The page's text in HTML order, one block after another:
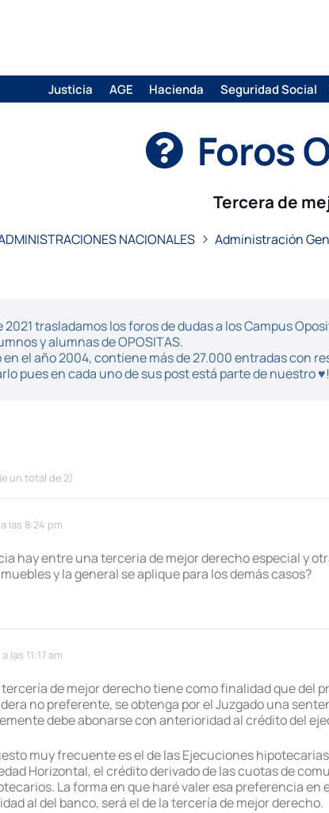
Justicia AGE Hacienda Seguridad Social
Foros
Tercera de
NACIONALES Administración
2021 trasladamos los foros de dudas a los Campus
y alumnas de OPOSITAS.
en el año 2004, contiene más de 27.000 entradas con
pues en cada uno de sus post está parte de nuestro ♥!
un total de 2)
las 8:24 pm
hay entre una terceria de mejor derecho especial y
y la general se aplique para los demás casos?
las 11:17 am
tercería de mejor derecho tiene como finalidad que del
no preferente, se obtenga por el Juzgado una
debe abonarse con anterioridad al crédito del
muy frecuente es el de las Ejecuciones
Horizontal, el crédito derivado de las cuotas de
La forma en que haré valer esa preferencia
al del banco, será el de la tercería de mejor derecho.